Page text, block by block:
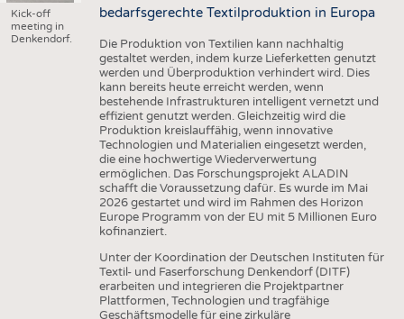
Kick-off
meeting in
Denkendorf.
bedarfsgerechte Textilproduktion in Europa
Die Produktion von Textilien kann nachhaltig
gestaltet werden, indem kurze Lieferketten genutzt
werden und Überproduktion verhindert wird. Dies
kann bereits heute erreicht werden, wenn
bestehende Infrastrukturen intelligent vernetzt und
effizient genutzt werden. Gleichzeitig wird die
Produktion kreislauffähig, wenn innovative
Technologien und Materialien eingesetzt werden,
die eine hochwertige Wiederverwertung
ermöglichen. Das Forschungsprojekt ALADIN
schafft die Voraussetzung dafür. Es wurde im Mai
2026 gestartet und wird im Rahmen des Horizon
Europe Programm von der EU mit 5 Millionen Euro
kofinanziert.
Unter der Koordination der Deutschen Instituten für
Textil- und Faserforschung Denkendorf (DITF)
erarbeiten und integrieren die Projektpartner
Plattformen, Technologien und tragfähige
Geschäftsmodelle für eine zirkuläre